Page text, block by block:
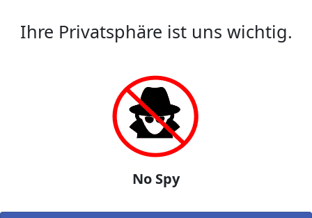
Ihre Privatsphäre ist uns wichtig.
No Spy